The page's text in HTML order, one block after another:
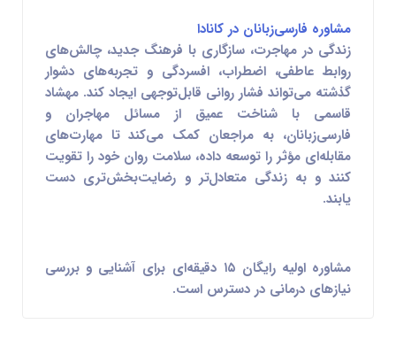
مشاوره فارسی‌زبانان در کانادا
زندگی در مهاجرت، سازگاری با فرهنگ جدید، چالش‌های
روابط عاطفی، اضطراب، افسردگی و تجربه‌های دشوار
گذشته می‌تواند فشار روانی قابل‌توجهی ایجاد کند. مهشاد
قاسمی با شناخت عمیق از مسائل مهاجران و
فارسی‌زبانان، به مراجعان کمک می‌کند تا مهارت‌های
مقابله‌ای مؤثر را توسعه داده، سلامت روان خود را تقویت
کنند و به زندگی متعادل‌تر و رضایت‌بخش‌تری دست
یابند.
مشاوره اولیه رایگان ۱۵ دقیقه‌ای برای آشنایی و بررسی
نیازهای درمانی در دسترس است.